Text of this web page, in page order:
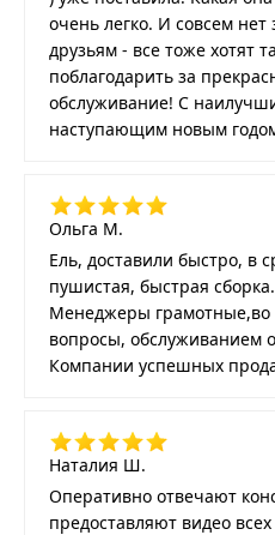
очень легко. И совсем
друзьям - все тоже хотят
поблагодарить за
обслуживание! С
наступающим новым
Ольга М.
Ель, доставили быстро, в
пушистая, быстрая
Менеджеры грамотные,во
вопросы, обслуживанием
Компании успешных
Наталия Ш.
Оперативно отвечают
предоставляют видео